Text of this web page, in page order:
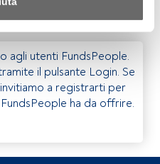
geografica precisi. Analisi
dispositivo per la sua
delle informazioni su un
Pubblicità e contenuti
pubblicità e dei
e sviluppo di servizi.
questo strumento.
agli utenti FundsPeople.
il pulsante Login. Se
a registrarti per
ha da offrire.